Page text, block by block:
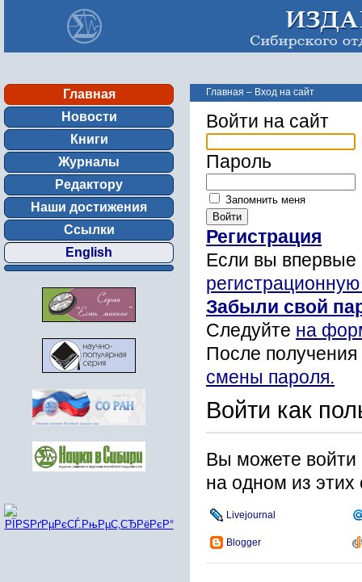
Главная
Новости
Книги
Журналы
Редактору
Наши достижения
Ссылки
English
Главная – Вход на сайт
Войти на сайт
Пароль
Запомнить меня
Регистрация
Если вы впервые
Забыли свой
Следуйте на
После
смены пароля.
Войти как
Вы можете войти
на одном из этих
Livejournal
Blogger